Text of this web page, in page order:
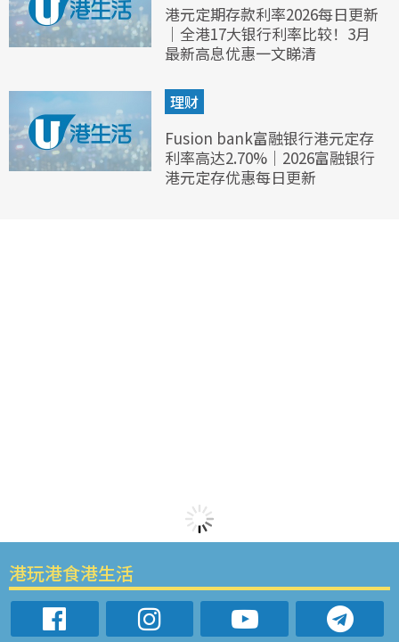
港元定期存款利率2026每日更新
｜全港17大银行利率比较！3月
最新高息优惠一文睇清
理财
Fusion bank富融银行港元定存
利率高达2.70%｜2026富融银行
港元定存优惠每日更新
港玩港食港生活